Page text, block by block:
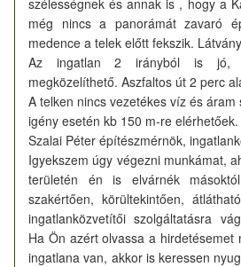
még nincs a panorámát zavaró
medence a telek előtt fekszik.
Az ingatlan 2 irányból is jó,
megközelíthető. Aszfaltos út 2 perc
A telken nincs vezetékes víz és
igény esetén kb 150 m-re elérhetőek.
Szalai Péter építészmérnök,
Igyekszem úgy végezni munkámat,
területén én is elvárnék
szakértően, körültekintően,
ingatlanközvetítői szolgáltatásra
Ha Ön azért olvassa a hirdetésemet
ingatlana van, akkor is keressen